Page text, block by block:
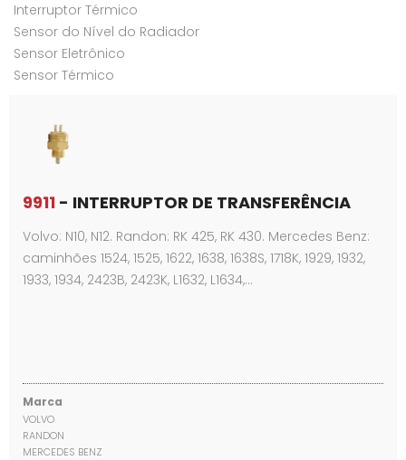
Interruptor Térmico
Sensor do Nível do Radiador
Sensor Eletrônico
Sensor Térmico
9911 - INTERRUPTOR DE TRANSFERÊNCIA
Volvo: N10, N12. Randon: RK 425, RK 430. Mercedes Benz:
caminhões 1524, 1525, 1622, 1638, 1638S, 1718K, 1929, 1932,
1933, 1934, 2423B, 2423K, L1632, L1634,…
Marca
VOLVO
RANDON
MERCEDES BENZ